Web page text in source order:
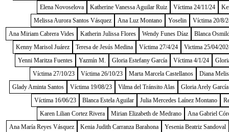
Elena Novoselova
Katherine Vanessa Aguilar Ruiz Víctima 24/11/24
Melissa Aurora Santos Vásquez
Ana Luz Montano Yoselin
Víctima 20/8/
Ana Miriam Cabrera Vides
Katherin Julissa Flores Wendy Funes Díaz
Blanca
Kenny Marisol Juárez
Teresa de Jesús Medina Víctima 27/4/24
Victima 25/04/
Yenni Maritza Fuentes
Yazmín M. Gloria Estefany García Víctima 4/1/24
Víctima 27/10/23
Víctima 26/10/23 Marta Marcela Castellanos
Diana
Glady Aminta Santos
Víctima 19/08/23 Vilma del Tránsito Alas
Gloria Arely García
Víctima 16/06/23
Blanca Estela Aguilar Julia Mercedes Laínez Montano
Karen Lilian Cortez Rivera
Mirian Elizabeth de Medrano
Ana Gabriel
Ana María Reyes Vásquez
Kenia Judith Carranza Barahona
Yesenia Beatriz Sandoval